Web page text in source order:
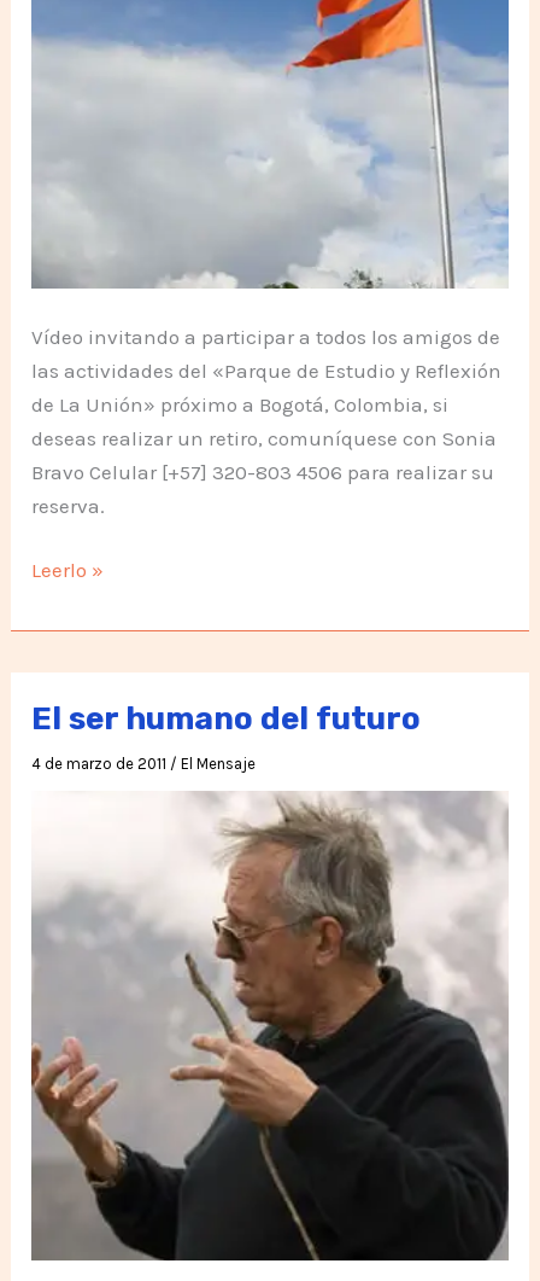
Vídeo invitando a participar a todos los amigos de
las actividades del «Parque de Estudio y Reflexión
de La Unión» próximo a Bogotá, Colombia, si
deseas realizar un retiro, comuníquese con Sonia
Bravo Celular [+57] 320-803 4506 para realizar su
reserva.
Campaña:
esperamos
en
La
Leerlo »
El ser humano del futuro
4 de marzo de 2011 /El Mensaje